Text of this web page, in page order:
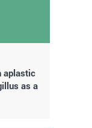
aplastic
as a